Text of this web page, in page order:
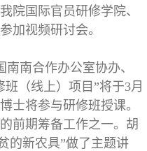
院国际官员研修学院、
加视频研讨会。
南合作办公室协办、
（线上）项目”将于3月
士将参与研修班授课。
前期筹备工作之一。胡
的新农具”做了主题讲